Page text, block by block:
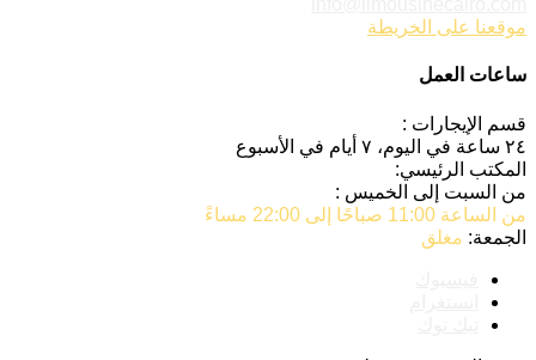
موقعنا على الخريطة
ساعات العمل
قسم الإيجارات :
٢٤ ساعة في اليوم، ٧ أيام في الأسبوع
المكتب الرئيسي:
من السبت إلى الخميس :
من الساعة 11:00 صباحًا إلى 22:00 مساءً
الجمعة: مغلق